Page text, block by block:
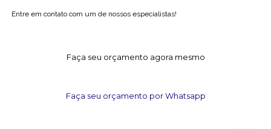
Entre em contato com um de nossos especialistas!
Faça seu orçamento agora mesmo
Faça seu orçamento por Whatsapp